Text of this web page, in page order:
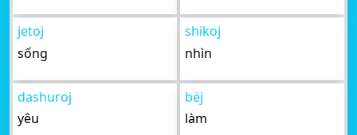
jetoj
sống
shikoj
nhìn
dashuroj
yêu
bëj
làm